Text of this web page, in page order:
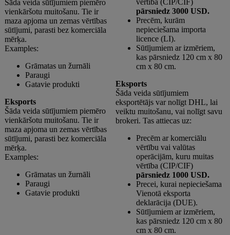
Šāda veida sūtījumiem piemēro
vienkāršotu muitošanu. Tie ir
maza apjoma un zemas vērtības
sūtījumi, parasti bez komerciāla
mērķa.
Examples:
Grāmatas un žurnāli
Paraugi
Gatavie produkti
Eksports
Šāda veida sūtījumiem piemēro
vienkāršotu muitošanu. Tie ir
maza apjoma un zemas vērtības
sūtījumi, parasti bez komerciāla
mērķa.
Examples:
Grāmatas un žurnāli
Paraugi
Gatavie produkti
pārsniedz 3000 USD.
Precēm, kurām
nepieciešama importa
licence (LI).
Sūtījumiem ar izmēriem,
kas pārsniedz 120 cm x 80
cm x 80 cm.
Eksports
Šāda veida sūtījumiem
eksportētājs var nolīgt DHL, lai
veiktu muitošanu, vai nolīgt savu
brokeri. Tas attiecas uz:
Precēm ar komerciālu
vērtību vai valūtas
operācijām, kuru muitas
vērtība (CIP/CIF)
pārsniedz 1000 USD.
Precei, kurai nepieciešama
Vienotā eksporta
deklarācija (DUE).
Sūtījumiem ar izmēriem,
kas pārsniedz 120 cm x 80
cm x 80 cm.